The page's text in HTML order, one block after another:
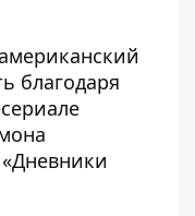
благодаря